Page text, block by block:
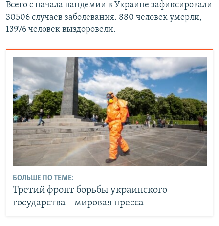
Всего с начала пандемии в Украине зафиксировали
30506 случаев заболевания. 880 человек умерли,
13976 человек выздоровели.
БОЛЬШЕ ПО ТЕМЕ:
Третий фронт борьбы украинского
государства ‒ мировая пресса